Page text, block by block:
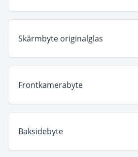
Skärmbyte originalglas
Frontkamerabyte
Baksidebyte